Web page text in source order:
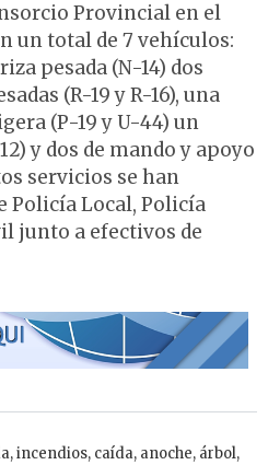
Provincial en el
un total de 7 vehículos:
pesada (N-14) dos
(R-19 y R-16), una
(P-19 y U-44) un
y dos de mando y apoyo
servicios se han
Policía Local, Policía
junto a efectivos de
,incendios, caída, anoche, árbol,